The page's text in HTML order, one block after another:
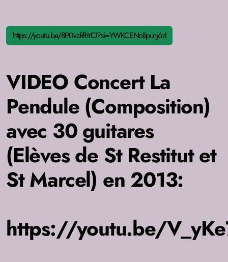
https://youtu.be/8P0vzRlhYCI?si=YWKCENollpunj6zl
VIDEO Concert La
Pendule (Composition)
avec 30 guitares
(Elèves de St Restitut et
St Marcel) en 2013:
https://youtu.be/